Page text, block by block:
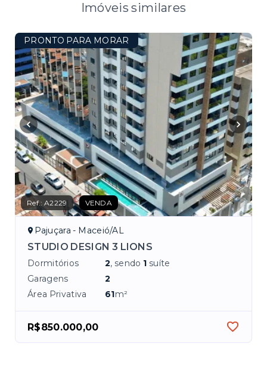
Imóveis similares
PRONTO PARA MORAR
Ref.:A2229 VENDA
Pajuçara - Maceió/AL
STUDIO DESIGN 3 LIONS
Dormitórios 2, sendo 1 suíte
Garagens
2
Área Privativa
61m²
R$850.000,00